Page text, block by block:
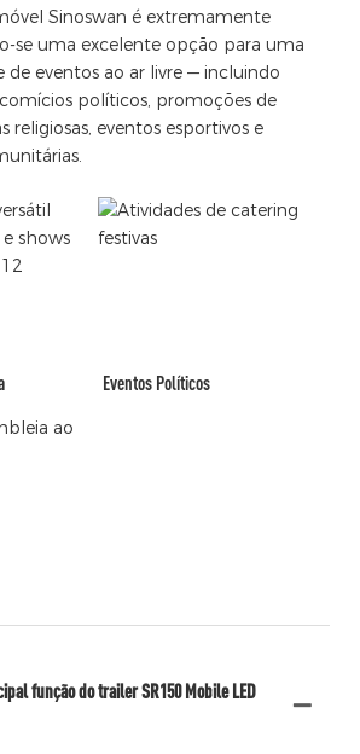
Sinoswan é extremamente
se uma excelente opção para uma
de eventos ao ar livre — incluindo
políticos, promoções de
religiosas, eventos esportivos e
Eventos Políticos
função do trailer SR150 Mobile LED